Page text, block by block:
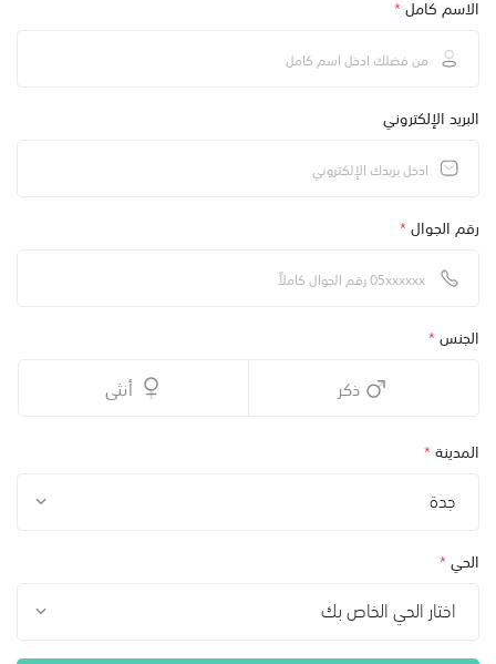
الاسم كامل*
البريد الإلكتروني
رقم الجوال*
الجنس*
ذكر أنثى
المدينة*
جدة
الحي*
اختار الحي الخاص بك